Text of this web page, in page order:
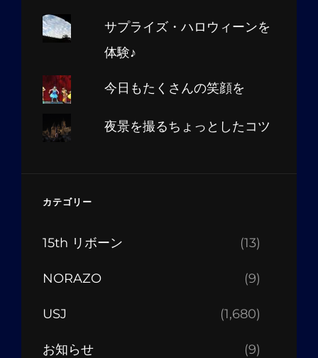
サプライズ・ハロウィーンを
体験♪
今日もたくさんの笑顔を
夜景を撮るちょっとしたコツ
カテゴリー
15th リボーン (13)
NORAZO (9)
USJ (1,680)
お知らせ (9)